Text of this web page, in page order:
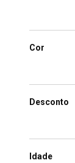
Cor
Desconto
Idade